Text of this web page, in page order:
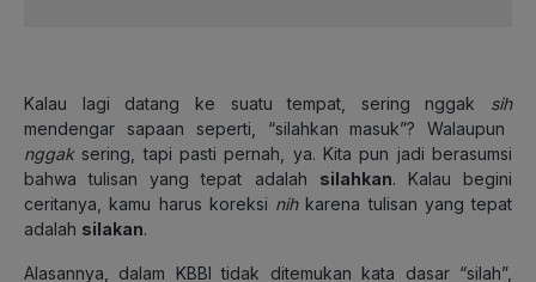
Kalau lagi datang ke suatu tempat, sering nggak sih
mendengar sapaan seperti, “silahkan masuk”? Walaupun
nggaksering, tapi pasti pernah, ya. Kita pun jadi berasumsi
bahwa tulisan yang tepat adalah silahkan. Kalau begini
ceritanya, kamu harus koreksi nihkarena tulisan yang tepat
adalah silakan.
Alasannya, dalam KBBI tidak ditemukan kata dasar “silah”,